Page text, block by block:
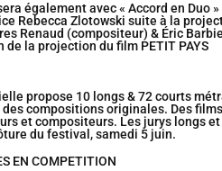
également avec « Accord en Duo
Rebecca Zlotowski suite à la
Renaud (compositeur) & Éric
de la projection du film PETIT PAYS
propose 10 longs & 72 courts
des compositions originales. Des
et compositeurs. Les jurys longs
du festival, samedi 5 juin.
EN COMPETITION